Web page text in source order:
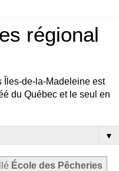
régional
Îles-de-la-Madeleine est
du Québec et le seul en
▼
École des Pêcheries